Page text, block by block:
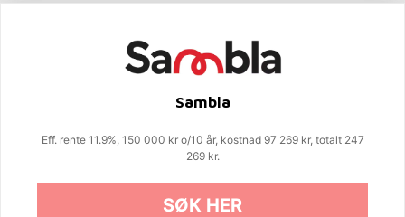
Sambla
Eff. rente 11.9%, 150 000 kr o/10 år, kostnad 97 269 kr, totalt 247
269 kr.
SØK HER